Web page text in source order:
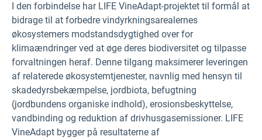
I den forbindelse har LIFE VineAdapt-projektet til formål at
bidrage til at forbedre vindyrkningsarealernes
økosystemers modstandsdygtighed over for
klimaændringer ved at øge deres biodiversitet og tilpasse
forvaltningen heraf. Denne tilgang maksimerer leveringen
af relaterede økosystemtjenester, navnlig med hensyn til
skadedyrsbekæmpelse, jordbiota, befugtning
(jordbundens organiske indhold), erosionsbeskyttelse,
vandbinding og reduktion af drivhusgasemissioner. LIFE
VineAdapt bygger på resultaterne af